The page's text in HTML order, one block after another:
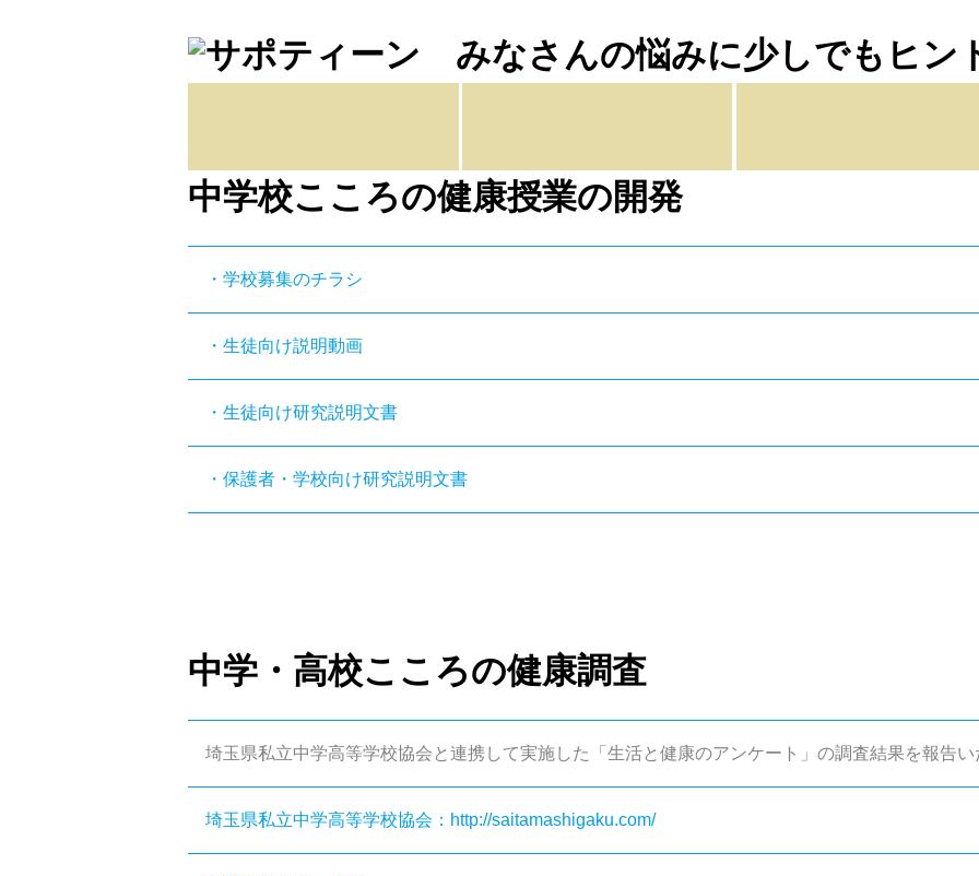
お役立ちリンク情報
中学校こころの健康授業の開発
・学校募集のチラシ
・生徒向け説明動画
・生徒向け研究説明文書
・保護者・学校向け研究説明文書
中学・高校こころの健康調査
埼玉県私立中学高等学校協会と連携して実施した「生活と健康のアンケート」の調査結果を報告い
埼玉県私立中学高等学校協会：http://saitamashigaku.com/